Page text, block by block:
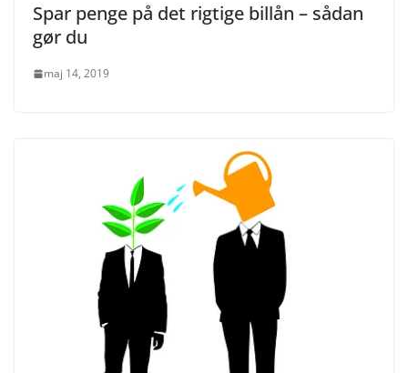
Spar penge på det rigtige billån – sådan
gør du
maj 14, 2019